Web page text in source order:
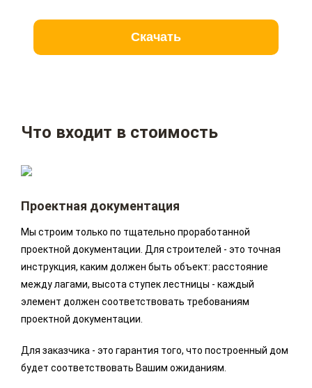
Скачать
Что входит в стоимость
Проектная документация
Мы строим только по тщательно проработанной
проектной документации. Для строителей - это точная
инструкция, каким должен быть объект: расстояние
между лагами, высота ступек лестницы - каждый
элемент должен соответствовать требованиям
проектной документации.
Для заказчика - это гарантия того, что построенный дом
будет соответствовать Вашим ожиданиям.